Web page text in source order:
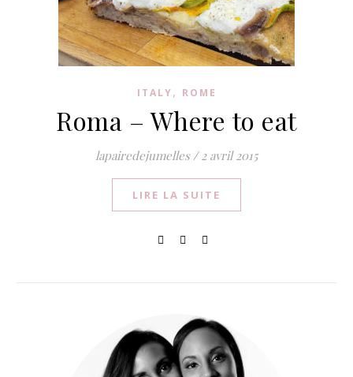
ITALY, ROME
Roma – Where to eat
lapairedejumelles / 2 avril 2015
LIRE LA SUITE